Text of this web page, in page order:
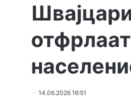
14.06.2026 16:51